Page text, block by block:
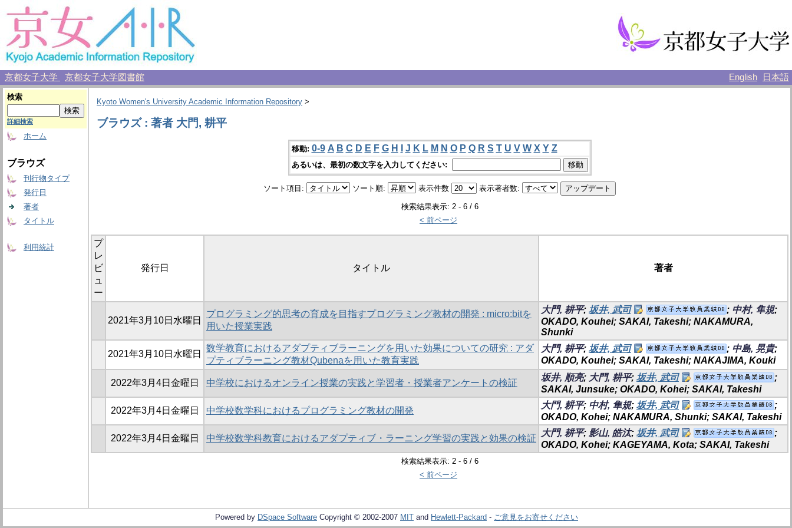
京都女子大学 京都女子大学図書館 English 日本語
検索
詳細検索
ホーム
ブラウズ
刊行物タイプ
発行日
著者
タイトル
利用統計
Kyoto Women's University Academic Information Repository >
ブラウズ : 著者 大門, 耕平
移動: 0-9 A B C D E F G H J K L M N O P Q R S T U V W X Y Z
あるいは、最初の数文字を入力してください:
ソート項目: ソート順: 表示件数 表示著者数:
検索結果表示: 2 - 6 / 6
< 前ページ
プ
レ
ビ
ュ
ー
発行日 タイトル 著者
2021年3月10日水曜日
プログラミング的思考の育成を目指すプログラミング教材の開発 : micro:bitを
用いた授業実践
大門, 耕平; 坂井, 武司 ; 中村, 隼規;
OKADO, Kouhei; SAKAI, Takeshi; NAKAMURA,
Shunki
2021年3月10日水曜日
数学教育におけるアダプティブラーニングを用いた効果についての研究 : アダ
プティブラーニング教材Qubenaを用いた教育実践
大門, 耕平; 坂井, 武司 ; 中島, 晃貴;
OKADO, Kouhei; SAKAI, Takeshi; NAKAJIMA, Kouki
2022年3月4日金曜日 中学校におけるオンライン授業の実践と学習者・授業者アンケートの検証
坂井, 順亮; 大門, 耕平; 坂井, 武司
;
SAKAI, Junsuke; OKADO, Kohei; SAKAI, Takeshi
2022年3月4日金曜日 中学校数学科におけるプログラミング教材の開発
大門, 耕平; 中村, 隼規; 坂井, 武司
;
OKADO, Kohei; NAKAMURA, Shunki; SAKAI, Takeshi
2022年3月4日金曜日 中学校数学科教育におけるアダプティブ・ラーニング学習の実践と効果の検証
大門, 耕平; 影山, 皓汰; 坂井, 武司
;
OKADO, Kohei; KAGEYAMA, Kota; SAKAI, Takeshi
検索結果表示: 2 - 6 / 6
< 前ページ
Powered by DSpace Software Copyright © 2002-2007 MIT and Hewlett-Packard - ご意見をお寄せください